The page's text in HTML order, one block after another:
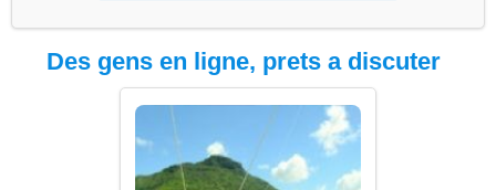
Des gens en ligne, prets a discuter